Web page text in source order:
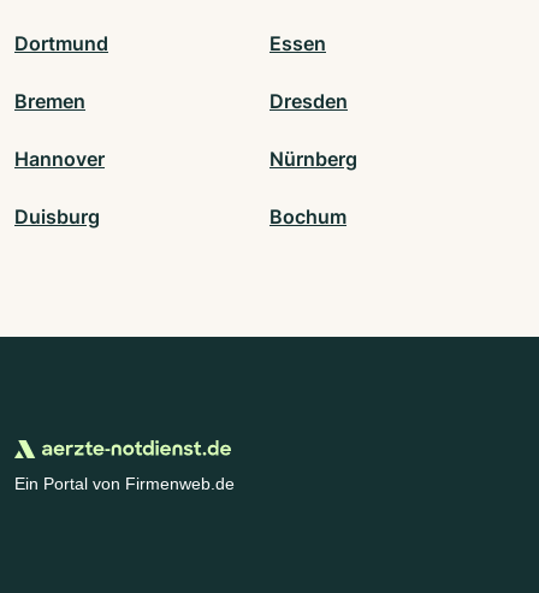
Dortmund Essen
Bremen Dresden
Hannover Nürnberg
Duisburg Bochum
Ein Portal von Firmenweb.de